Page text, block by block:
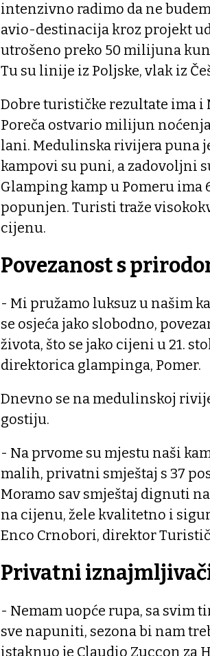
intenzivno radimo da ne
avio-destinacija kroz projekt
utrošeno preko 50 milijuna
Tu su linije iz Poljske, vlak iz
Dobre turističke rezultate ima
Poreča ostvario milijun
lani. Medulinska rivijera puna
kampovi su puni, a zadovoljni
Glamping kamp u Pomeru ima
popunjen. Turisti traže
cijenu.
Povezanost s
- Mi pružamo luksuz u našim
se osjeća jako slobodno,
života, što se jako cijeni u 21.
direktorica glampinga, Pomer.
Dnevno se na medulinskoj
gostiju.
- Na prvome su mjestu naši
malih, privatni smještaj s 37
Moramo sav smještaj dignuti
na cijenu, žele kvalitetno i
Enco Crnobori, direktor
Privatni
- Nemam uopće rupa, sa svim
sve napuniti, sezona bi nam
istaknuo je Claudio Zuccon za